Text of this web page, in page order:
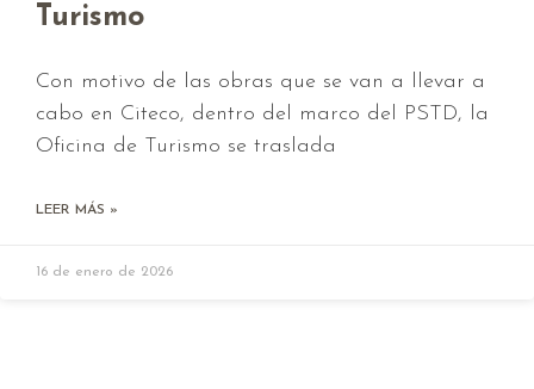
Turismo
Con motivo de las obras que se van a llevar a
cabo en Citeco, dentro del marco del PSTD, la
Oficina de Turismo se traslada
LEER MÁS »
16 de enero de 2026